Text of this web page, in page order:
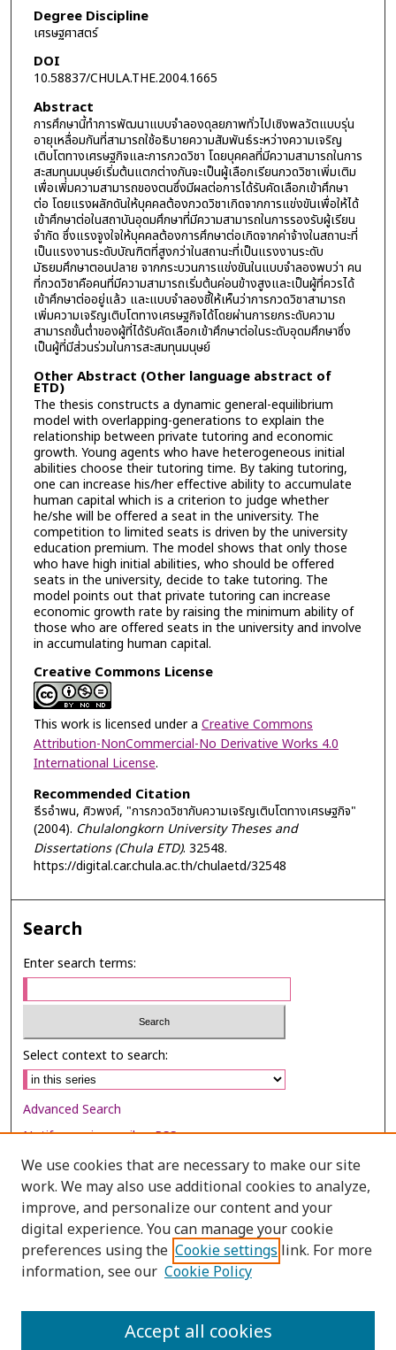
Degree Discipline
เศรษฐศาสตร์
DOI
10.58837/CHULA.THE.2004.1665
Abstract
การศึกษานี้ทำการพัฒนาแบบจำลองดุลยภาพทั่วไปเชิงพลวัตแบบรุ่น
อายุเหลื่อมกันที่สามารถใช้อธิบายความสัมพันธ์ระหว่างความเจริญ
เติบโตทางเศรษฐกิจและการกวดวิชา โดยบุคคลที่มีความสามารถในการ
สะสมทุนมนุษย์เริ่มต้นแตกต่างกันจะเป็นผู้เลือกเรียนกวดวิชาเพิ่มเติม
เพื่อเพิ่มความสามารถของตนซึ่งมีผลต่อการได้รับคัดเลือกเข้าศึกษา
ต่อ โดยแรงผลักดันให้บุคคลต้องกวดวิชาเกิดจากการแข่งขันเพื่อให้ได้
เข้าศึกษาต่อในสถาบันอุดมศึกษาที่มีความสามารถในการรองรับผู้เรียน
จำกัด ซึ่งแรงจูงใจให้บุคคลต้องการศึกษาต่อเกิดจากค่าจ้างในสถานะที่
เป็นแรงงานระดับบัณฑิตที่สูงกว่าในสถานะที่เป็นแรงงานระดับ
มัธยมศึกษาตอนปลาย จากกระบวนการแข่งขันในแบบจำลองพบว่า คน
ที่กวดวิชาคือคนที่มีความสามารถเริ่มต้นค่อนข้างสูงและเป็นผู้ที่ควรได้
เข้าศึกษาต่ออยู่แล้ว และแบบจำลองชี้ให้เห็นว่าการกวดวิชาสามารถ
เพิ่มความเจริญเติบโตทางเศรษฐกิจได้โดยผ่านการยกระดับความ
สามารถขั้นต่ำของผู้ที่ได้รับคัดเลือกเข้าศึกษาต่อในระดับอุดมศึกษาซึ่ง
เป็นผู้ที่มีส่วนร่วมในการสะสมทุนมนุษย์
Other Abstract (Other language abstract of
ETD)
The thesis constructs a dynamic general-equilibrium
model with overlapping-generations to explain the
relationship between private tutoring and economic
growth. Young agents who have heterogeneous initial
abilities choose their tutoring time. By taking tutoring,
one can increase his/her effective ability to accumulate
human capital which is a criterion to judge whether
he/she will be offered a seat in the university. The
competition to limited seats is driven by the university
education premium. The model shows that only those
who have high initial abilities, who should be offered
seats in the university, decide to take tutoring. The
model points out that private tutoring can increase
economic growth rate by raising the minimum ability of
those who are offered seats in the university and involve
in accumulating human capital.
Creative Commons License
This work is licensed under a Creative Commons
Attribution-NonCommercial-No Derivative Works 4.0
International License.
Recommended Citation
ธีรอำพน, ศิวพงศ์, "การกวดวิชากับความเจริญเติบโตทางเศรษฐกิจ"
(2004). Chulalongkorn University Theses and
Dissertations (Chula ETD). 32548.
https://digital.car.chula.ac.th/chulaetd/32548
Search
Enter search terms:
Select context to search:
Advanced Search
Notify me via email orRSS
Browse
Collections
Disciplines
Authors
We use cookies that are necessary to make our site
work. We may also use additional cookies to analyze,
improve, and personalize our content and your
digital experience. You can manage your cookie
preferences using the Cookie settings link. For more
information, see our Cookie Policy
Accept all cookies